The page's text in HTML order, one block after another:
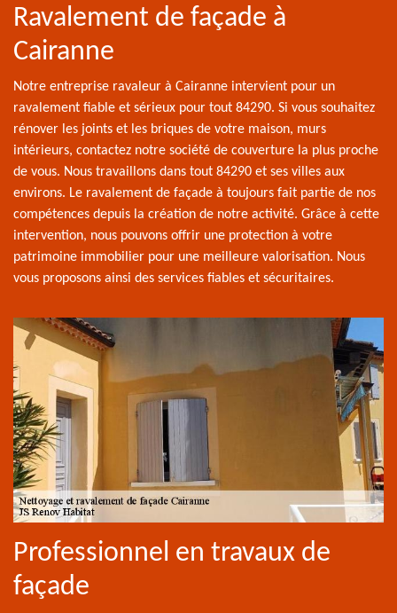
Ravalement de façade à
Cairanne
Notre entreprise ravaleur à Cairanne intervient pour un
ravalement fiable et sérieux pour tout 84290. Si vous souhaitez
rénover les joints et les briques de votre maison, murs
intérieurs, contactez notre société de couverture la plus proche
de vous. Nous travaillons dans tout 84290 et ses villes aux
environs. Le ravalement de façade à toujours fait partie de nos
compétences depuis la création de notre activité. Grâce à cette
intervention, nous pouvons offrir une protection à votre
patrimoine immobilier pour une meilleure valorisation. Nous
vous proposons ainsi des services fiables et sécuritaires.
Professionnel en travaux de
façade